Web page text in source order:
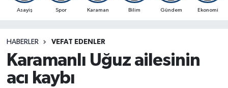
Asayiş Spor Karaman Bilim Gündem Ekonomi
HABERLER VEFAT EDENLER
Karamanlı Uğuz ailesinin
acı kaybı
Ulusal Haberler
Vefat Edenler